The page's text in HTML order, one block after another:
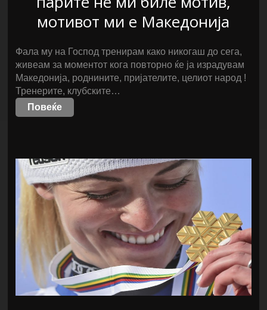
мотивот ми е Македонија
Фала му на Господ тренирам како никогаш до сега,
живеам за моментот кога повторно ќе ја израдувам
Македонија, роднините, пријателите, целиот народ !
Тренерите, клубските…
Повеќе